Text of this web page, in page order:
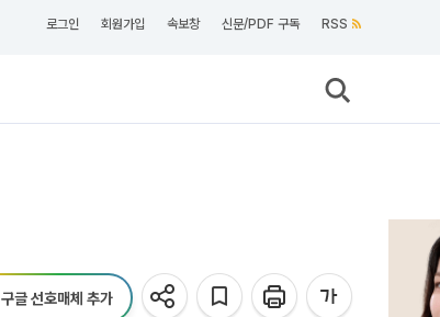
로그인 회원가입 속보창 신문/PDF 구독 RSS
구글 선호매체 추가